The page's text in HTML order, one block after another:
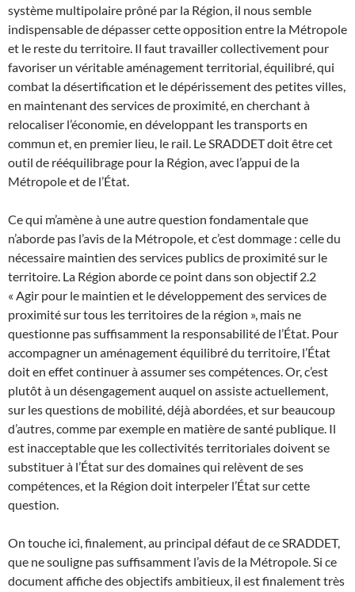
système multipolaire prôné par la Région, il nous semble
indispensable de dépasser cette opposition entre la Métropole
et le reste du territoire. Il faut travailler collectivement pour
favoriser un véritable aménagement territorial, équilibré, qui
combat la désertification et le dépérissement des petites villes,
en maintenant des services de proximité, en cherchant à
relocaliser l’économie, en développant les transports en
commun et, en premier lieu, le rail. Le SRADDET doit être cet
outil de rééquilibrage pour la Région, avec l’appui de la
Métropole et de l’État.
Ce qui m’amène à une autre question fondamentale que
n’aborde pas l’avis de la Métropole, et c’est dommage : celle du
nécessaire maintien des services publics de proximité sur le
territoire. La Région aborde ce point dans son objectif 2.2
« Agir pour le maintien et le développement des services de
proximité sur tous les territoires de la région », mais ne
questionne pas suffisamment la responsabilité de l’État. Pour
accompagner un aménagement équilibré du territoire, l’État
doit en effet continuer à assumer ses compétences. Or, c’est
plutôt à un désengagement auquel on assiste actuellement,
sur les questions de mobilité, déjà abordées, et sur beaucoup
d’autres, comme par exemple en matière de santé publique. Il
est inacceptable que les collectivités territoriales doivent se
substituer à l’État sur des domaines qui relèvent de ses
compétences, et la Région doit interpeler l’État sur cette
question.
On touche ici, finalement, au principal défaut de ce SRADDET,
que ne souligne pas suffisamment l’avis de la Métropole. Si ce
document affiche des objectifs ambitieux, il est finalement très